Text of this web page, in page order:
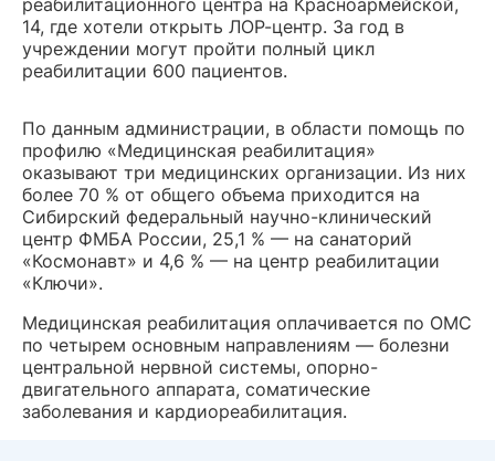
реабилитационного центра на Красноармейской,
14, где хотели открыть ЛОР-центр. За год в
учреждении могут пройти полный цикл
реабилитации 600 пациентов.
По данным администрации, в области помощь по
профилю «Медицинская реабилитация»
оказывают три медицинских организации. Из них
более 70 % от общего объема приходится на
Сибирский федеральный научно-клинический
центр ФМБА России, 25,1 % — на санаторий
«Космонавт» и 4,6 % — на центр реабилитации
«Ключи».
Медицинская реабилитация оплачивается по ОМС
по четырем основным направлениям — болезни
центральной нервной системы, опорно-
двигательного аппарата, соматические
заболевания и кардиореабилитация.